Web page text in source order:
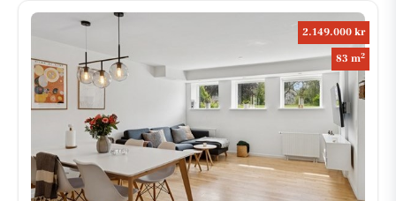
2.149.000 kr
83 m2